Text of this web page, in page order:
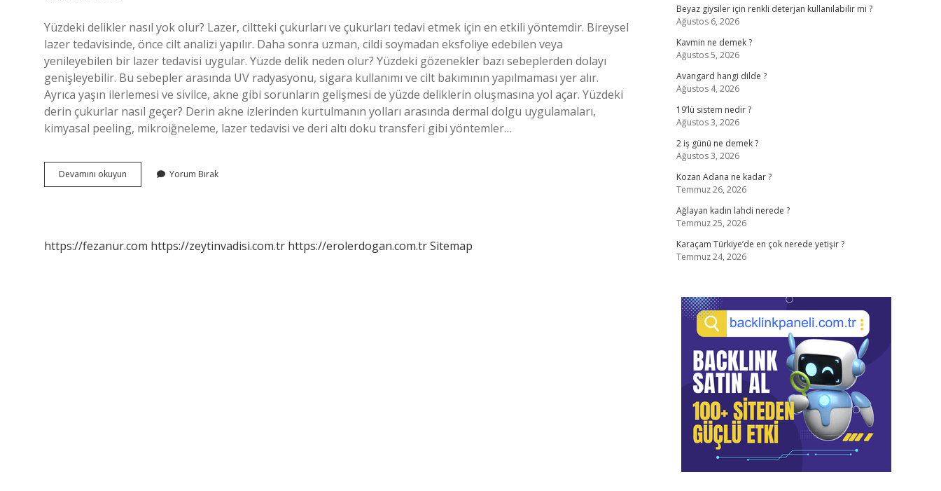
Yüzdeki delikler nasıl yok olur? Lazer, ciltteki çukurları ve çukurları tedavi etmek için en etkili yöntemdir. Bireysel
lazer tedavisinde, önce cilt analizi yapılır. Daha sonra uzman, cildi soymadan eksfoliye edebilen veya
yenileyebilen bir lazer tedavisi uygular. Yüzde delik neden olur? Yüzdeki gözenekler bazı sebeplerden dolayı
genişleyebilir. Bu sebepler arasında UV radyasyonu, sigara kullanımı ve cilt bakımının yapılmaması yer alır.
Ayrıca yaşın ilerlemesi ve sivilce, akne gibi sorunların gelişmesi de yüzde deliklerin oluşmasına yol açar. Yüzdeki
derin çukurlar nasıl geçer? Derin akne izlerinden kurtulmanın yolları arasında dermal dolgu uygulamaları,
kimyasal peeling, mikroiğneleme, lazer tedavisi ve deri altı doku transferi gibi yöntemler…
Devamını okuyun
Oluşan
Yorum Bırak
https://fezanur.com https://zeytinvadisi.com.tr https://erolerdogan.com.trSitemap
Beyaz giysiler için renkli deterjan kullanılabilir mi ?
Ağustos 6, 2026
Kavmin ne demek ?
Ağustos 5, 2026
Avangard hangi dilde ?
Ağustos 4, 2026
19’lü sistem nedir ?
Ağustos 3, 2026
2 iş günü ne demek ?
Ağustos 3, 2026
Kozan Adana ne kadar ?
Temmuz 26, 2026
Ağlayan kadın lahdi nerede ?
Temmuz 25, 2026
Karaçam Türkiye’de en çok nerede yetişir ?
Temmuz 24, 2026